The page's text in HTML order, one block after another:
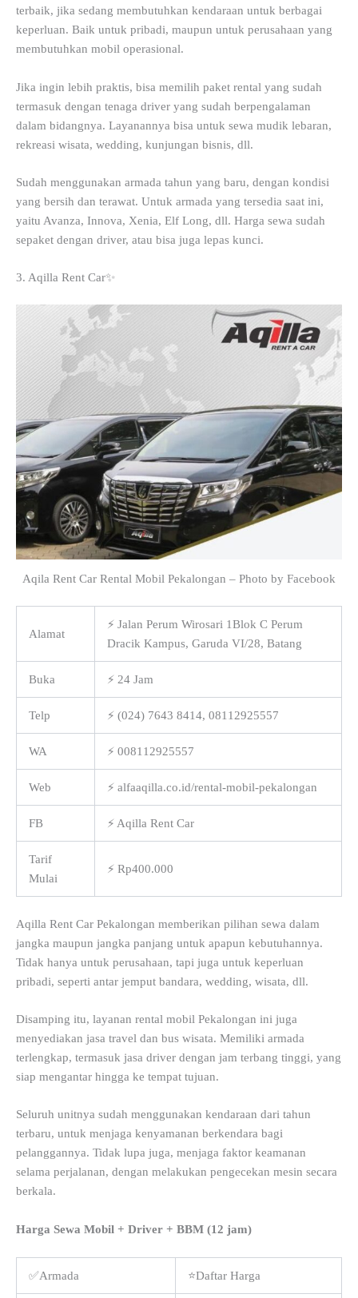
terbaik, jika sedang membutuhkan kendaraan untuk berbagai
keperluan. Baik untuk pribadi, maupun untuk perusahaan yang
membutuhkan mobil operasional.
Jika ingin lebih praktis, bisa memilih paket rental yang sudah
termasuk dengan tenaga driver yang sudah berpengalaman
dalam bidangnya. Layanannya bisa untuk sewa mudik lebaran,
rekreasi wisata, wedding, kunjungan bisnis, dll.
Sudah menggunakan armada tahun yang baru, dengan kondisi
yang bersih dan terawat. Untuk armada yang tersedia saat ini,
yaitu Avanza, Innova, Xenia, Elf Long, dll. Harga sewa sudah
sepaket dengan driver, atau bisa juga lepas kunci.
3. Aqilla Rent Car✨
Aqila Rent Car Rental Mobil Pekalongan – Photo by Facebook
Alamat
⚡ Jalan Perum Wirosari 1Blok C Perum
Dracik Kampus, Garuda VI/28, Batang
Buka ⚡ 24 Jam
Telp ⚡ (024) 7643 8414, 08112925557
WA ⚡ 008112925557
Web ⚡ alfaaqilla.co.id/rental-mobil-pekalongan
FB ⚡ Aqilla Rent Car
Tarif
Mulai
⚡ Rp400.000
Aqilla Rent Car Pekalongan memberikan pilihan sewa dalam
jangka maupun jangka panjang untuk apapun kebutuhannya.
Tidak hanya untuk perusahaan, tapi juga untuk keperluan
pribadi, seperti antar jemput bandara, wedding, wisata, dll.
Disamping itu, layanan rental mobil Pekalongan ini juga
menyediakan jasa travel dan bus wisata. Memiliki armada
terlengkap, termasuk jasa driver dengan jam terbang tinggi, yang
siap mengantar hingga ke tempat tujuan.
Seluruh unitnya sudah menggunakan kendaraan dari tahun
terbaru, untuk menjaga kenyamanan berkendara bagi
pelanggannya. Tidak lupa juga, menjaga faktor keamanan
selama perjalanan, dengan melakukan pengecekan mesin secara
berkala.
Harga Sewa Mobil + Driver + BBM (12 jam)
✅Armada ⭐Daftar Harga